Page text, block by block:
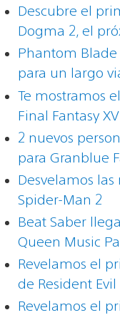
Descubre el
Dogma 2, el
Phantom
para un largo
Te mostramos
Final Fantasy
2 nuevos
para Granblue
Desvelamos las
Spider-Man 2
Beat Saber
Queen Music
Revelamos el
de Resident Evil
Revelamos el